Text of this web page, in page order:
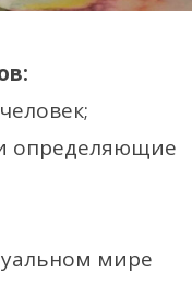
определяющие
мире